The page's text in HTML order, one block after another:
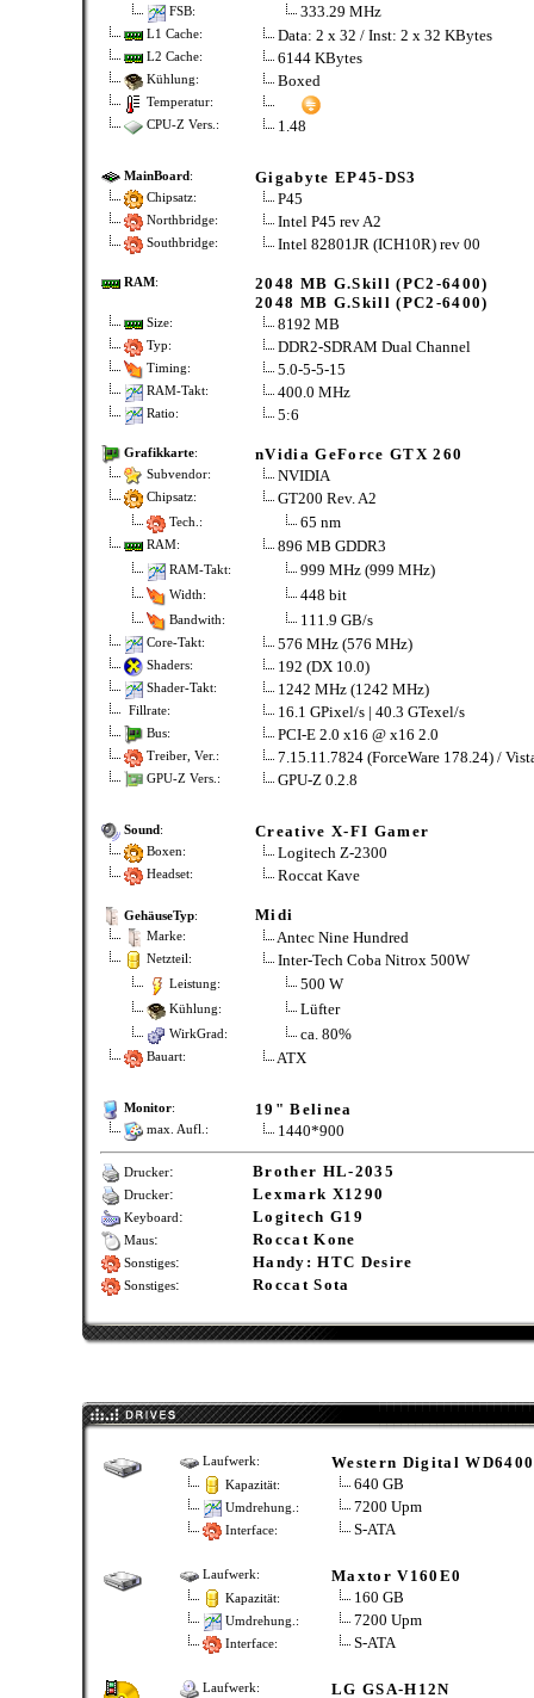
FSB: 333.29 MHz
L1 Cache: Data: 2 x 32 / Inst: 2 x 32 KBytes
L2 Cache: 6144 KBytes
Kühlung: Boxed
Temperatur:
CPU-Z Vers.:
1.48
MainBoard: Gigabyte EP45-DS3
Chipsatz: P45
Northbridge: Intel P45 rev A2
Southbridge: Intel 82801JR (ICH10R) rev 00
RAM:
2048 MB G.Skill (PC2-6400)
2048 MB G.Skill (PC2-6400)
Size: 8192 MB
Typ: DDR2-SDRAM Dual Channel
Timing: 5.0-5-5-15
RAM-Takt: 400.0 MHz
Ratio: 5:6
Grafikkarte: nVidia GeForce GTX 260
Subvendor: NVIDIA
Chipsatz: GT200 Rev. A2
Tech.: 65 nm
RAM: 896 MB GDDR3
RAM-Takt: 999 MHz (999 MHz)
Width: 448 bit
Bandwith: 111.9 GB/s
Core-Takt: 576 MHz (576 MHz)
Shaders: 192 (DX 10.0)
Shader-Takt: 1242 MHz (1242 MHz)
Fillrate: 16.1 GPixel/s | 40.3 GTexel/s
Bus: PCI-E 2.0 x16 @ x16 2.0
Treiber, Ver.: 7.15.11.7824 (ForceWare 178.24) /
GPU-Z Vers.: GPU-Z 0.2.8
Sound: Creative X-FI Gamer
Boxen: Logitech Z-2300
Headset: Roccat Kave
GehäuseTyp: Midi
Marke: Antec Nine Hundred
Netzteil: Inter-Tech Coba Nitrox 500W
Leistung: 500 W
Kühlung: Lüfter
WirkGrad: ca. 80%
Bauart: ATX
Monitor: 19" Belinea
max. Aufl.: 1440*900
Drucker: Brother HL-2035
Drucker: Lexmark X1290
Keyboard: Logitech G19
Maus: Roccat Kone
Sonstiges: Handy: HTC Desire
Sonstiges: Roccat Sota
Laufwerk: Western Digital
Kapazität: 640 GB
Umdrehung.: 7200 Upm
Interface: S-ATA
Laufwerk: Maxtor V160E0
Kapazität: 160 GB
Umdrehung.: 7200 Upm
Interface: S-ATA
Laufwerk: LG GSA-H12N